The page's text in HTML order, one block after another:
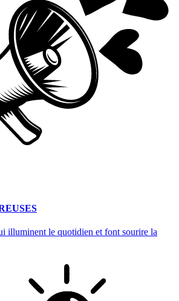
illuminent le quotidien et font sourire la